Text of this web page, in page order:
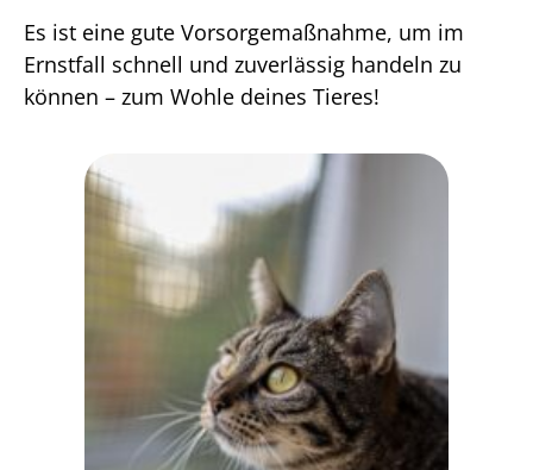
Es ist eine gute Vorsorgemaßnahme, um im
Ernstfall schnell und zuverlässig handeln zu
können – zum Wohle deines Tieres!